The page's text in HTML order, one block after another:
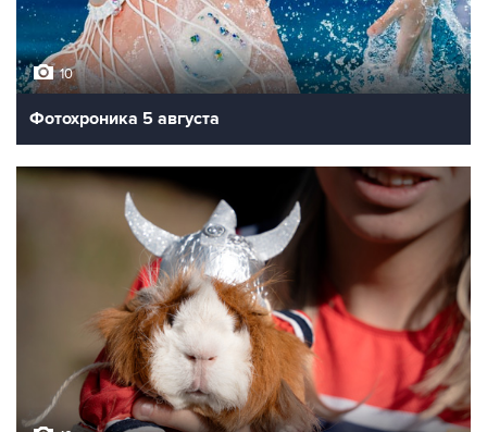
10
Фотохроника 5 августа